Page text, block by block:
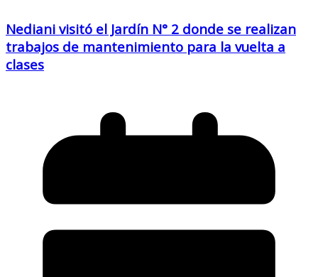
Nediani visitó el Jardín N° 2 donde se realizan
trabajos de mantenimiento para la vuelta a
clases